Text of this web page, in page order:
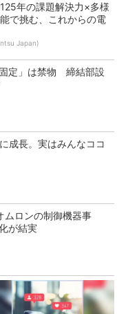
年の課題解決力×多様
で挑む、これからの電
Japan)
固定」は禁物 締結部設
成長。実はみんなココ
ムロンの制御機器事
が結実